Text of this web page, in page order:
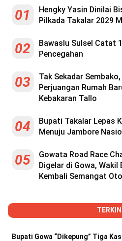
01
Hengky Yasin Dinilai
Pilkada Takalar 2029
02
Bawaslu Sulsel Catat
Pencegahan
03
Tak Sekadar
Perjuangan Rumah
Kebakaran Tallo
04
Bupati Takalar Lepas
Menuju Jambore
05
Gowata Road Race
Digelar di Gowa,
Kembali Semangat
TERKINI
Bupati Gowa “Dikepung” Tiga